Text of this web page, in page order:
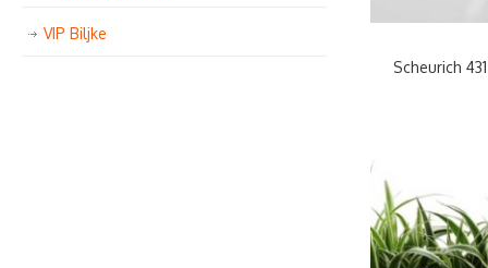
Scheurich
VIP Biljke